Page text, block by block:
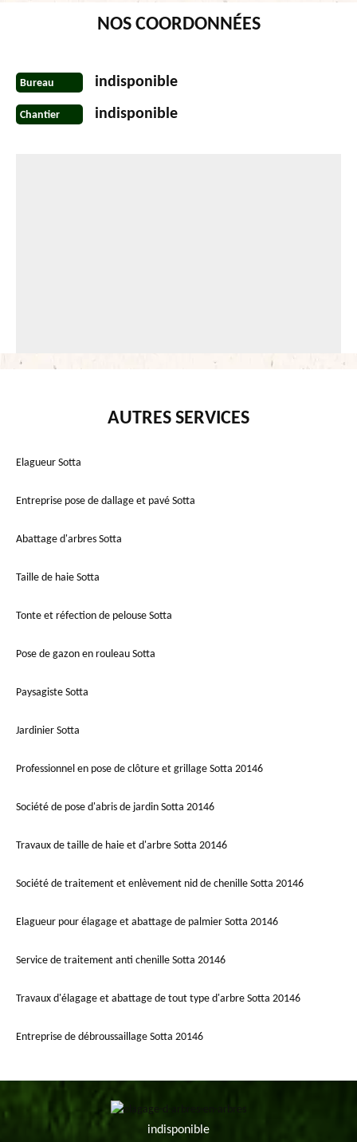
NOS COORDONNÉES
Bureau indisponible
Chantier indisponible
AUTRES SERVICES
Elagueur Sotta
Entreprise pose de dallage et pavé Sotta
Abattage d'arbres Sotta
Taille de haie Sotta
Tonte et réfection de pelouse Sotta
Pose de gazon en rouleau Sotta
Paysagiste Sotta
Jardinier Sotta
Professionnel en pose de clôture et grillage Sotta 20146
Société de pose d'abris de jardin Sotta 20146
Travaux de taille de haie et d'arbre Sotta 20146
Société de traitement et enlèvement nid de chenille Sotta 20146
Elagueur pour élagage et abattage de palmier Sotta 20146
Service de traitement anti chenille Sotta 20146
Travaux d'élagage et abattage de tout type d'arbre Sotta 20146
Entreprise de débroussaillage Sotta 20146
indisponible